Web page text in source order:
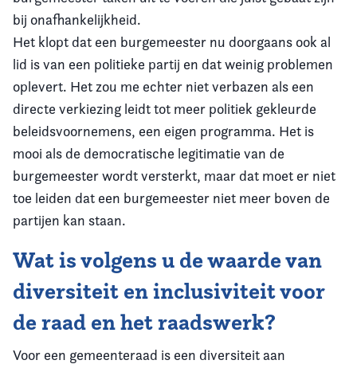
bij onafhankelijkheid.
Het klopt dat een burgemeester nu doorgaans ook al
lid is van een politieke partij en dat weinig problemen
oplevert. Het zou me echter niet verbazen als een
directe verkiezing leidt tot meer politiek gekleurde
beleidsvoornemens, een eigen programma. Het is
mooi als de democratische legitimatie van de
burgemeester wordt versterkt, maar dat moet er niet
toe leiden dat een burgemeester niet meer boven de
partijen kan staan.
Wat is volgens u de waarde van
diversiteit en inclusiviteit voor
de raad en het raadswerk?
Voor een gemeenteraad is een diversiteit aan